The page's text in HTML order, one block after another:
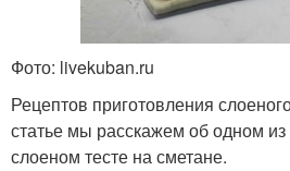
Фото: livekuban.ru
Рецептов приготовления
статье мы расскажем об одном
слоеном тесте на сметане.